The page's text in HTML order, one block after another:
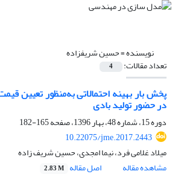
نویسنده =حسین شریف⁯زاده
تعداد مقالات: 4
پخش بار بهینه احتمالاتی به‌منظور تعیین
در حضور تولید بادی
دوره 15، شماره 48، بهار 1396، صفحه
165-182
10.22075/jme.2017.2443
میلاد غلامی فرد، نیما امجدی، حسین شریف زاده
مشاهده مقاله
اصل مقاله 2.83 M